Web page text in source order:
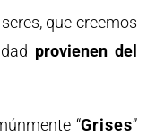
que creemos
provienen del
“Grises”